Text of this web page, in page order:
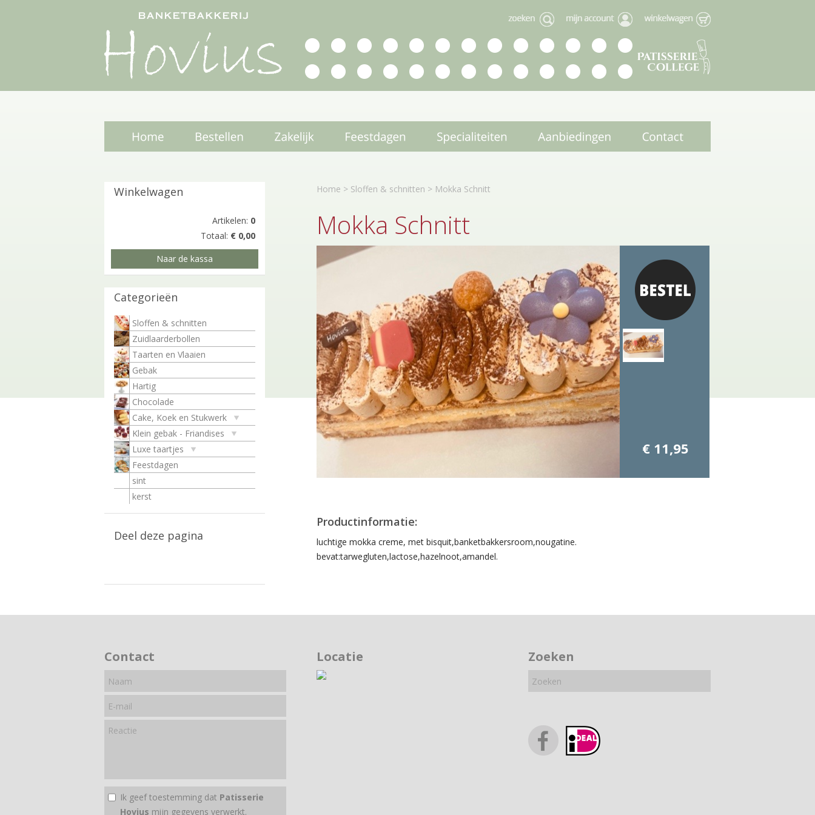
Home > Sloffen & schnitten > Mokka Schnitt
Mokka Schnitt
€ 11,95
Productinformatie:
luchtige mokka creme, met bisquit,banketbakkersroom,nougatine.
bevat:tarwegluten,lactose,hazelnoot,amandel.
Winkelwagen
Artikelen: 0
Totaal: € 0,00
Naar de kassa
Categorieën
Sloffen & schnitten
Zuidlaarderbollen
Taarten en Vlaaien
Gebak
Hartig
Chocolade
Cake, Koek en Stukwerk
Klein gebak - Friandises
Luxe taartjes
Feestdagen
sint
kerst
Deel deze pagina
Contact
Ik geef toestemming dat Patisserie
Hovius mijn gegevens verwerkt.
Locatie Zoeken